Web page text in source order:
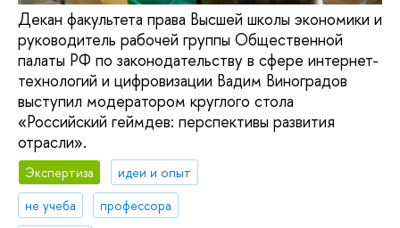
Декан факультета права Высшей школы экономики и
руководитель рабочей группы Общественной
палаты РФ по законодательству в сфере интернет-
технологий и цифровизации Вадим Виноградов
выступил модератором круглого стола
«Российский геймдев: перспективы развития
отрасли».
Экспертиза
идеи и опыт
не учеба
профессора